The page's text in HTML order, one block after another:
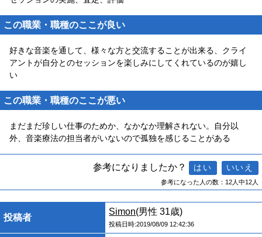
この職業・職種のここが良い
好きな音楽を通して、様々な方と交流することが出来る、クライ
アントが自分とのセッションを楽しみにしてくれているのが嬉し
い
この職業・職種のここが悪い
まだまだ珍しい仕事のためか、なかなか理解されない。自分以
外、音楽療法の担当者がいないので孤独を感じることがある
参考になりましたか？
参考になった人の数：12人中12人
投稿者
Simon(男性 31歳)
投稿日時:2019/08/09 12:42:36